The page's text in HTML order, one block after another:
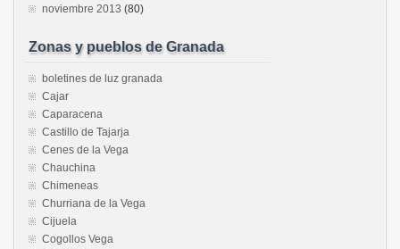
noviembre 2013 (80)
Zonas y pueblos de Granada
boletines de luz granada
Cajar
Caparacena
Castillo de Tajarja
Cenes de la Vega
Chauchina
Chimeneas
Churriana de la Vega
Cijuela
Cogollos Vega